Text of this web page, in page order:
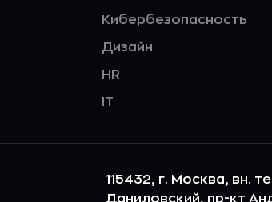
Кибербезопасность
Дизайн
HR
IT
115432, г. Москва, вн.
Даниловский, пр-кт